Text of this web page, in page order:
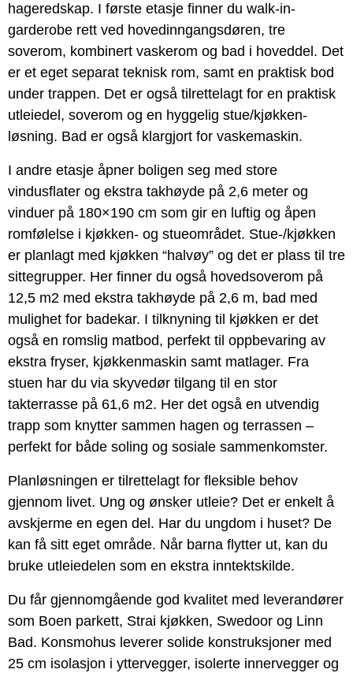
hageredskap. I første etasje finner du walk-in-
garderobe rett ved hovedinngangsdøren, tre
soverom, kombinert vaskerom og bad i hoveddel. Det
er et eget separat teknisk rom, samt en praktisk bod
under trappen. Det er også tilrettelagt for en praktisk
utleiedel, soverom og en hyggelig stue/kjøkken-
løsning. Bad er også klargjort for vaskemaskin.
I andre etasje åpner boligen seg med store
vindusflater og ekstra takhøyde på 2,6 meter og
vinduer på 180×190 cm som gir en luftig og åpen
romfølelse i kjøkken- og stueområdet. Stue-/kjøkken
er planlagt med kjøkken “halvøy” og det er plass til tre
sittegrupper. Her finner du også hovedsoverom på
12,5 m2 med ekstra takhøyde på 2,6 m, bad med
mulighet for badekar. I tilknyning til kjøkken er det
også en romslig matbod, perfekt til oppbevaring av
ekstra fryser, kjøkkenmaskin samt matlager. Fra
stuen har du via skyvedør tilgang til en stor
takterrasse på 61,6 m2. Her det også en utvendig
trapp som knytter sammen hagen og terrassen –
perfekt for både soling og sosiale sammenkomster.
Planløsningen er tilrettelagt for fleksible behov
gjennom livet. Ung og ønsker utleie? Det er enkelt å
avskjerme en egen del. Har du ungdom i huset? De
kan få sitt eget område. Når barna flytter ut, kan du
bruke utleiedelen som en ekstra inntektskilde.
Du får gjennomgående god kvalitet med leverandører
som Boen parkett, Strai kjøkken, Swedoor og Linn
Bad. Konsmohus leverer solide konstruksjoner med
25 cm isolasjon i yttervegger, isolerte innervegger og